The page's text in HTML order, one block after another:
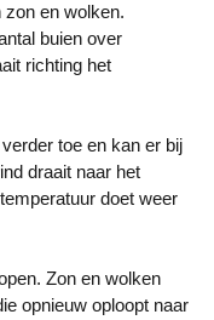
buien over
richting het
toe en kan er bij
draait naar het
doet weer
Zon en wolken
opnieuw oploopt naar